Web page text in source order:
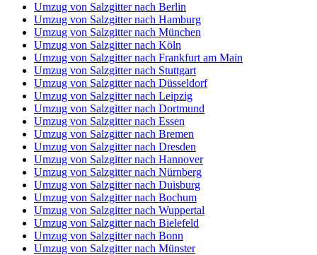
Umzug von Salzgitter nach Berlin
Umzug von Salzgitter nach Hamburg
Umzug von Salzgitter nach München
Umzug von Salzgitter nach Köln
Umzug von Salzgitter nach Frankfurt am Main
Umzug von Salzgitter nach Stuttgart
Umzug von Salzgitter nach Düsseldorf
Umzug von Salzgitter nach Leipzig
Umzug von Salzgitter nach Dortmund
Umzug von Salzgitter nach Essen
Umzug von Salzgitter nach Bremen
Umzug von Salzgitter nach Dresden
Umzug von Salzgitter nach Hannover
Umzug von Salzgitter nach Nürnberg
Umzug von Salzgitter nach Duisburg
Umzug von Salzgitter nach Bochum
Umzug von Salzgitter nach Wuppertal
Umzug von Salzgitter nach Bielefeld
Umzug von Salzgitter nach Bonn
Umzug von Salzgitter nach Münster